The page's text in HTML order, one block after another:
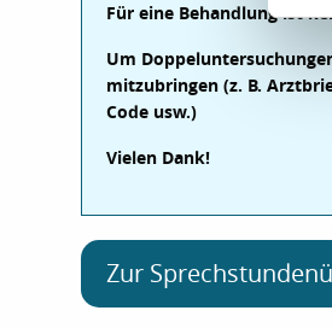
e
e
n
Für eine Behandlung ist
Um
mitzubringen (z. B.
Code usw.)
Vielen Dank!
Zur